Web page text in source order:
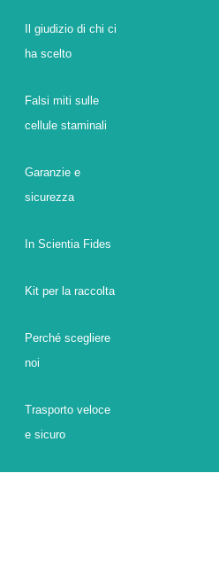
Il giudizio di chi ci
ha scelto
Falsi miti sulle
cellule staminali
Garanzie e
sicurezza
In Scientia Fides
Kit per la raccolta
Perché scegliere
noi
Trasporto veloce
e sicuro